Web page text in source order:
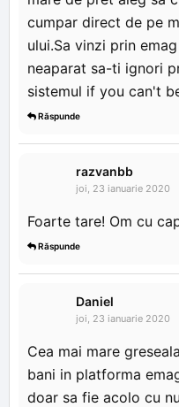
cumpar direct de pe
ului.Sa vinzi prin
neaparat sa-ti ignori
sistemul if you can't
Răspunde
razvanbb
joi, 23 ianuarie 2020
Foarte tare! Om cu
Răspunde
Daniel
joi, 23 ianuarie 2020
Cea mai mare
bani in platforma
doar sa fie acolo cu